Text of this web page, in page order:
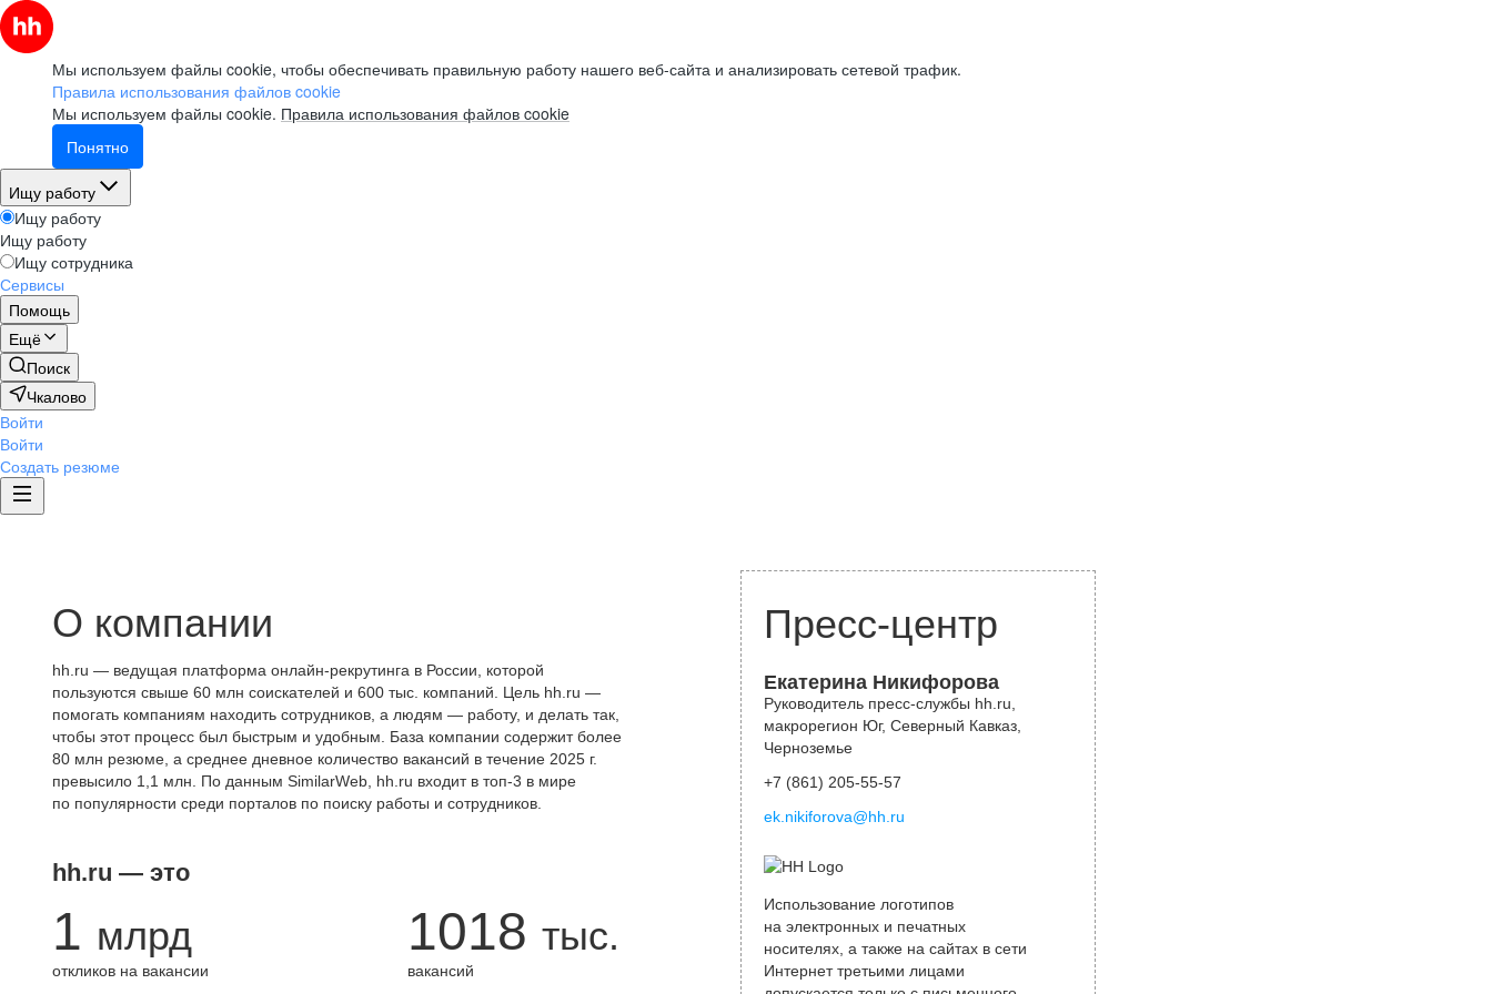
Мы используем файлы cookie, чтобы обеспечивать правильную работу нашего веб-сайта и анализировать сетевой трафик.
Правила использования файлов cookie
Мы используем файлы cookie. Правила использования файлов cookie
Понятно
Ищу работу
Ищу работу
Ищу работу
Ищу сотрудника
Сервисы
Помощь
Ещё
Поиск
Чкалово
Войти
Войти
Создать резюме
О компании
hh.ru — ведущая платформа онлайн-рекрутинга в России, которой
пользуются свыше 60 млн соискателей и 600 тыс. компаний. Цель hh.ru —
помогать компаниям находить сотрудников, а людям — работу, и делать так,
чтобы этот процесс был быстрым и удобным. База компании содержит более
80 млн резюме, а среднее дневное количество вакансий в течение 2025 г.
превысило 1,1 млн. По данным SimilarWeb, hh.ru входит в топ-3 в мире
по популярности среди порталов по поиску работы и сотрудников.
hh.ru — это
1 млрд
откликов на вакансии
1018 тыс.
вакансий
Пресс-центр
Екатерина Никифорова
Руководитель пресс-службы hh.ru,
макрорегион Юг, Северный Кавказ,
Черноземье
+7 (861) 205-55-57
ek.nikiforova@hh.ru
Использование логотипов
на электронных и печатных
носителях, а также на сайтах в сети
Интернет третьими лицами